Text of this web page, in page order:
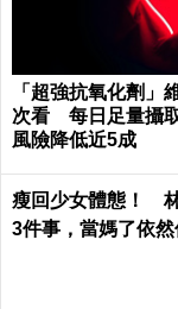
「超強抗氧化劑」
次看 每日足量攝
風險降低近5成
瘦回少女體態！
3件事，當媽了依